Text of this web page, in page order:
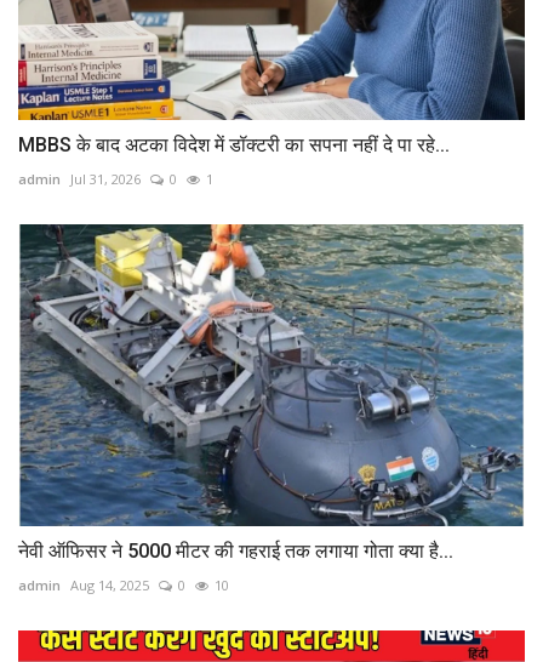
MBBS के बाद अटका विदेश में डॉक्टरी का सपना नहीं दे पा रहे...
admin Jul 31, 2026 0 1
नेवी ऑफिसर ने 5000 मीटर की गहराई तक लगाया गोता क्या है...
admin Aug 14, 2025 0 10